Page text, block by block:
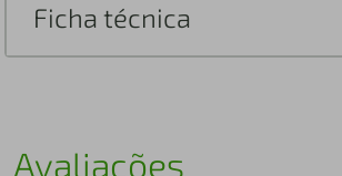
Ficha técnica
Avaliações